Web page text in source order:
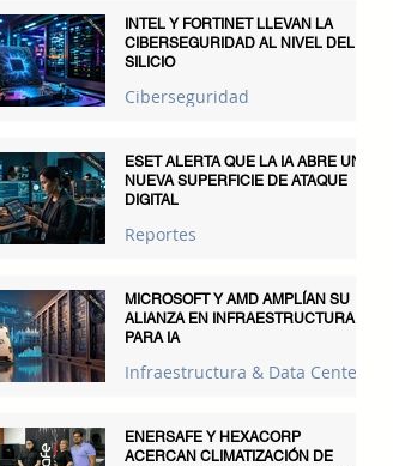
INTEL Y FORTINET LLEVAN LA
CIBERSEGURIDAD AL NIVEL DEL
SILICIO
Ciberseguridad
ESET ALERTA QUE LA IA ABRE UNA
NUEVA SUPERFICIE DE ATAQUE
DIGITAL
Reportes
MICROSOFT Y AMD AMPLÍAN SU
ALIANZA EN INFRAESTRUCTURA
PARA IA
Infraestructura & Data Centers
ENERSAFE Y HEXACORP
ACERCAN CLIMATIZACIÓN DE